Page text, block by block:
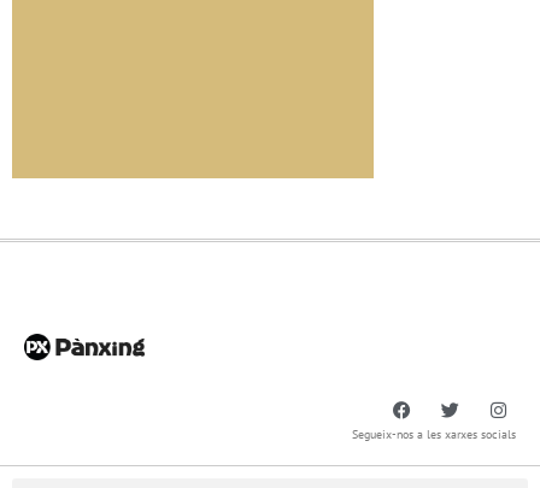
Segueix-nos a les xarxes socials